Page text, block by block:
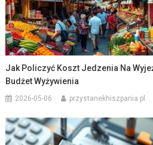
Jak Policzyć Koszt Jedzenia Na
Budżet Wyżywienia
2026-05-06 przystanekhiszpania.pl